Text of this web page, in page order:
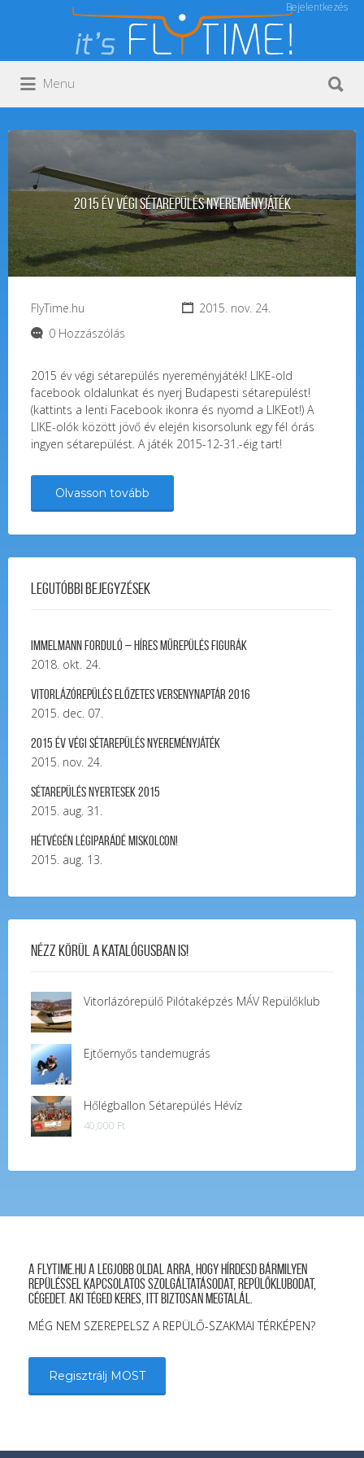
Bejelentkezés
Keresés:
Menu
2015 év végi sétarepülés nyereményjáték
FlyTime.hu
2015. nov. 24.
0 Hozzászólás
2015 év végi sétarepülés nyereményjáték! LIKE-old
facebook oldalunkat és nyerj Budapesti sétarepülést!
(kattints a lenti Facebook ikonra és nyomd a LIKEot!) A
LIKE-olók között jövő év elején kisorsolunk egy fél órás
ingyen sétarepülést. A játék 2015-12-31.-éig tart!
Olvasson tovább
Legutóbbi bejegyzések
Immelmann forduló – Híres Műrepülés Figurák
2018. okt. 24.
Vitorlázórepülés ELŐZETES VERSENYNAPTÁR 2016
2015. dec. 07.
2015 év végi sétarepülés nyereményjáték
2015. nov. 24.
Sétarepülés nyertesek 2015
2015. aug. 31.
Hétvégén légiparádé Miskolcon!
2015. aug. 13.
Nézz körül a katalógusban is!
Vitorlázórepülő Pilótaképzés MÁV Repülőklub
Ejtőernyős tandemugrás
Hőlégballon Sétarepülés Hévíz
40,000 Ft
A FLYTIME.HU a legjobb oldal arra, hogy hírdesd bármilyen
repüléssel kapcsolatos szolgáltatásodat, repülőklubodat,
cégedet. Aki téged keres, itt biztosan megtalál.
MÉG NEM SZEREPELSZ A REPÜLŐ-SZAKMAI TÉRKÉPEN?
Regisztrálj MOST